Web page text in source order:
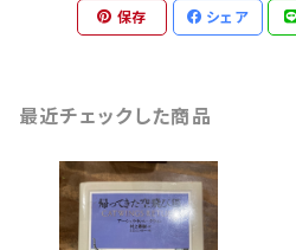
保存 シェア
最近チェックした商品